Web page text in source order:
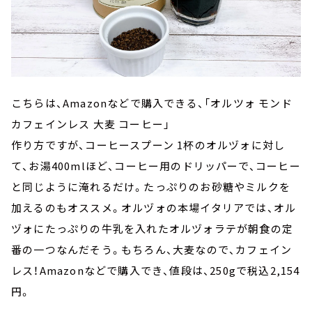
こちらは、Amazonなどで購入できる、「オルツォ モンド
カフェインレス 大麦 コーヒー」
作り方ですが、コーヒースプーン 1杯のオルヅォに対し
て、お湯400mlほど、コーヒー用のドリッパーで、コーヒー
と同じように淹れるだけ。たっぷりのお砂糖やミルクを
加えるのもオススメ。オルヅォの本場イタリアでは、オル
ヅォにたっぷりの牛乳を入れたオルヅォラテが朝食の定
番の一つなんだそう。もちろん、大麦なので、カフェイン
レス！Amazonなどで購入でき、値段は、250gで税込2,154
円。